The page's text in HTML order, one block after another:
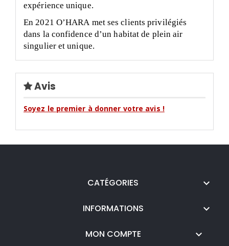
expérience unique.
En 2021 O’HARA met ses clients privilégiés
dans la confidence d’un habitat de plein air
singulier et unique.
Avis
Soyez le premier à donner votre avis !
CATÉGORIES 
INFORMATIONS 
MON COMPTE 